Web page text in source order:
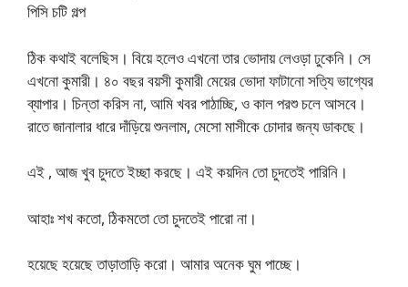
পিসি চটি গল্প
ঠিক কথাই বলেছিস। বিয়ে হলেও এখনো তার ভোদায় লেওড়া ঢুকেনি। সে
এখনো কুমারী। ৪০ বছর বয়সী কুমারী মেয়ের ভোদা ফাটানো সত্যি ভাগ্যের
ব্যাপার। চিন্তা করিস না, আমি খবর পাঠাচ্ছি, ও কাল পরশু চলে আসবে।
রাতে জানালার ধারে দাঁড়িয়ে শুনলাম, মেসো মাসীকে চোদার জন্য ডাকছে।
এই , আজ খুব চুদতে ইচ্ছা করছে। এই কয়দিন তো চুদতেই পারিনি।
আহাঃ শখ কতো, ঠিকমতো তো চুদতেই পারো না।
হয়েছে হয়েছে তাড়াতাড়ি করো। আমার অনেক ঘুম পাচ্ছে।